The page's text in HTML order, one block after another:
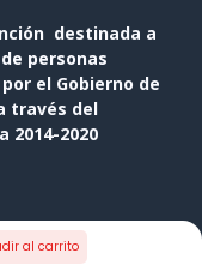
al carrito
destinada a
personas
el Gobierno de
través del
2014-2020